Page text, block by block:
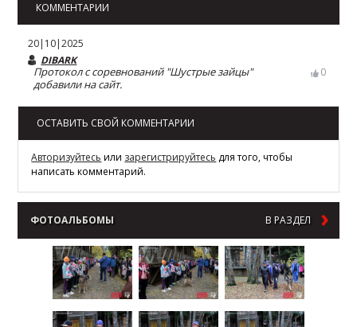
КОММЕНТАРИИ
20|10|2025
DIBARK
Протокол с соревнований "Шустрые зайцы"
добавили на сайт.
0
ОСТАВИТЬ СВОЙ КОММЕНТАРИИ
Авторизуйтесь или зарегистрируйтесь для того, чтобы
написать комментарий.
ФОТОАЛЬБОМЫ В РАЗДЕЛ